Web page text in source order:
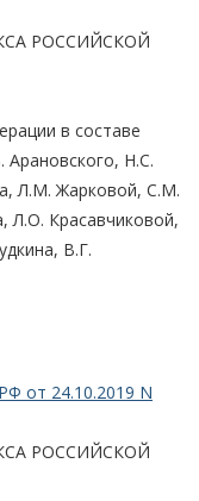
РОССИЙСКОЙ
в составе
Арановского, Н.С.
Л.М. Жарковой, С.М.
Л.О. Красавчиковой,
В.Г.
от 24.10.2019 N
РОССИЙСКОЙ